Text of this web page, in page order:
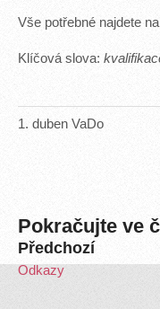
1. duben VaDo
Vše potřebné najdete
Klíčová slova:
Pokračujte ve
Předchozí
Odkazy